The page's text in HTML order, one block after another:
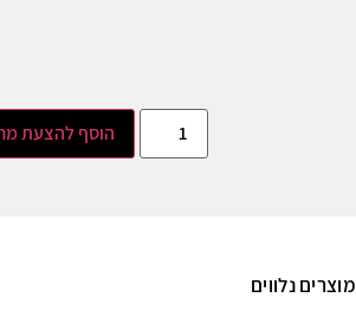
הוסף להצעת
מוצרים נלווים